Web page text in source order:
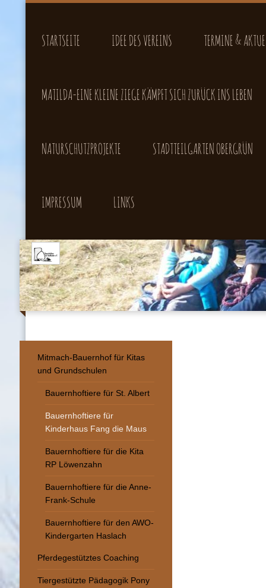
STARTSEITE IDEE DES VEREINS TERMINE &
MATILDA-EINE KLEINE ZIEGE KÄMPFT SICH ZURÜCK INS LEBEN
NATURSCHUTZPROJEKTE STADTTEILGARTEN OBERGRÜN
IMPRESSUM LINKS
Mitmach-Bauernhof für Kitas
und Grundschulen
Bauernhoftiere für St. Albert
Bauernhoftiere für
Kinderhaus Fang die Maus
Bauernhoftiere für die Kita
RP Löwenzahn
Bauernhoftiere für die Anne-
Frank-Schule
Bauernhoftiere für den AWO-
Kindergarten Haslach
Pferdegestütztes Coaching
Tiergestützte Pädagogik Pony